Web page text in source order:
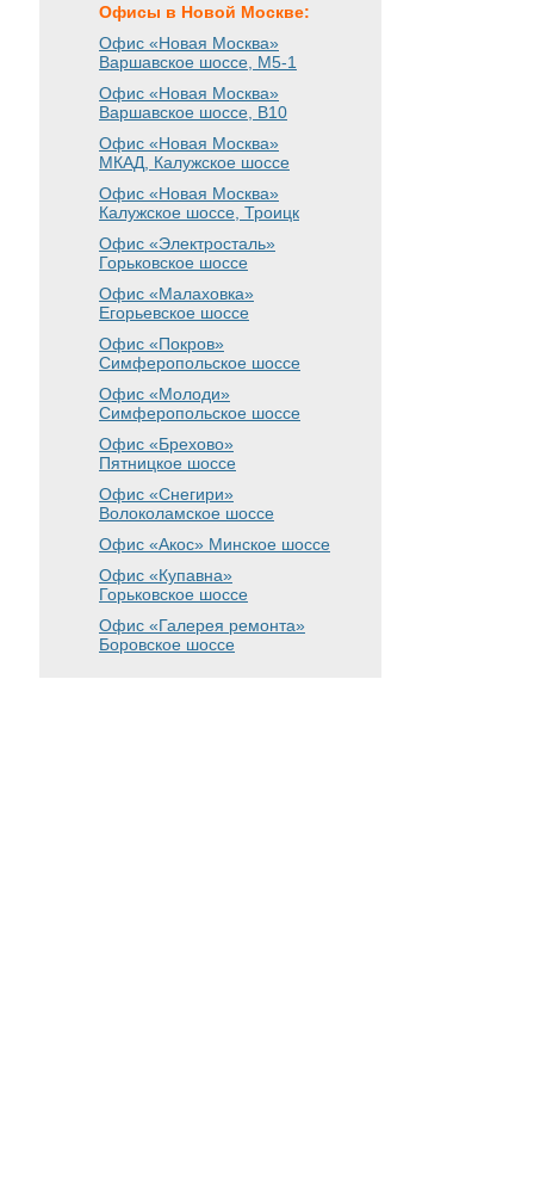
Офисы в Новой Москве:
Офис «Новая Москва»
Варшавское шоссе , М5-1
Офис «Новая Москва»
Варшавское шоссе , B10
Офис «Новая Москва»
МКАД, Калужское шоссе
Офис «Новая Москва»
Калужское шоссе, Троицк
Офис «Электросталь»
Горьковское шоссе
Офис «Малаховка»
Егорьевское шоссе
Офис «Покров»
Симферопольское шоссе
Офис «Молоди»
Симферопольское шоссе
Офис «Брехово»
Пятницкое шоссе
Офис «Снегири»
Волоколамское шоссе
Офис «Акос» Минское шоссе
Офис «Купавна»
Горьковское шоссе
Офис «Галерея ремонта»
Боровское шоссе